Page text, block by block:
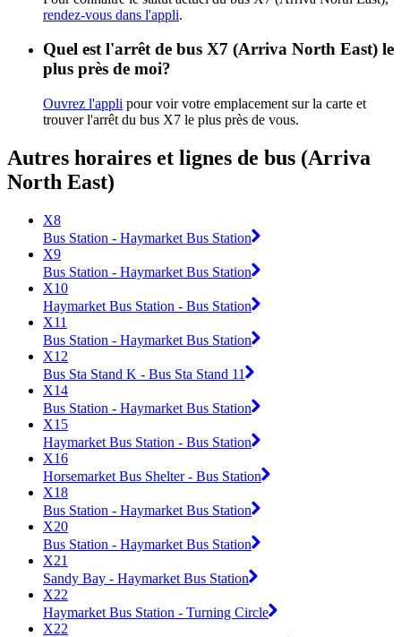
rendez-vous dans l'appli.
Quel est l'arrêt de bus X7 (Arriva North East) le
plus près de moi?
Ouvrez l'appli pour voir votre emplacement sur la carte et
trouver l'arrêt du bus X7 le plus près de vous.
Autres horaires et lignes de bus (Arriva
North East)
X8
Bus Station - Haymarket Bus Station
X9
Bus Station - Haymarket Bus Station
X10
Haymarket Bus Station - Bus Station
X11
Bus Station - Haymarket Bus Station
X12
Bus Sta Stand K - Bus Sta Stand 11
X14
Bus Station - Haymarket Bus Station
X15
Haymarket Bus Station - Bus Station
X16
Horsemarket Bus Shelter - Bus Station
X18
Bus Station - Haymarket Bus Station
X20
Bus Station - Haymarket Bus Station
X21
Sandy Bay - Haymarket Bus Station
X22
Haymarket Bus Station - Turning Circle
X22